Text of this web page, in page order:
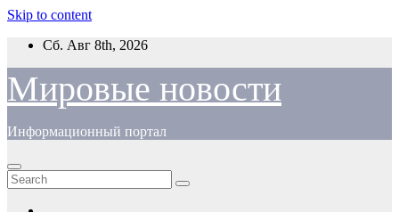
Skip to content
Сб. Авг 8th, 2026
Мировые новости
Информационный портал